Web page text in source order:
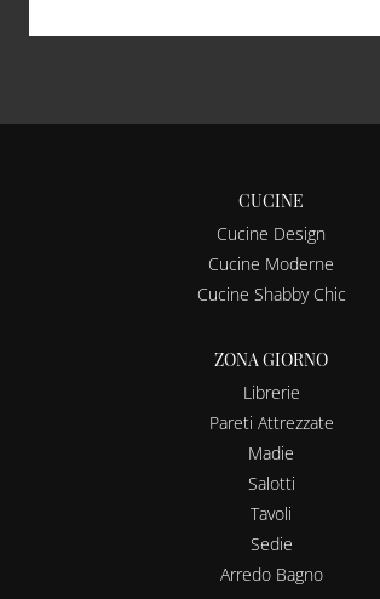
CUCINE
Cucine Design
Cucine Moderne
Cucine Shabby Chic
ZONA GIORNO
Librerie
Pareti Attrezzate
Madie
Salotti
Tavoli
Sedie
Arredo Bagno